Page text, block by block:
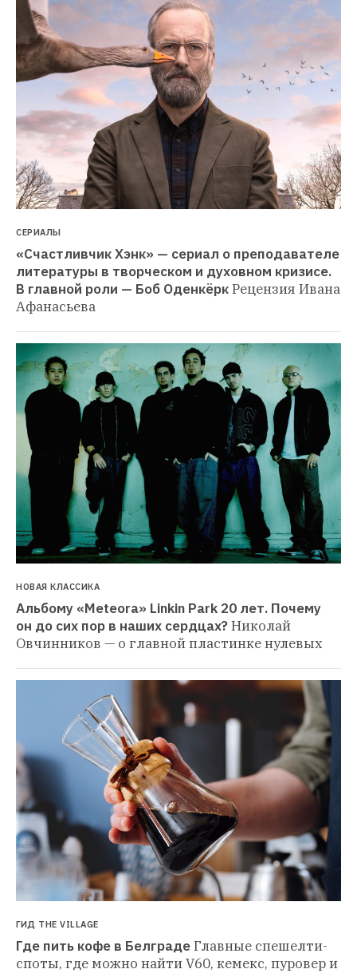
СЕРИАЛЫ
«Счастливчик Хэнк» — сериал о преподавателе
литературы в творческом и духовном кризисе.
В главной роли — Боб ОденкёркРецензия Ивана
Афанасьева
НОВАЯ КЛАССИКА
Альбому «Meteora» Linkin Park 20 лет. Почему
он до сих пор в наших сердцах?Николай
Овчинников — о главной пластинке нулевых
ГИД THE VILLAGE
Где пить кофе в БелградеГлавные спешелти-
споты, где можно найти V60, кемекс, пуровер и